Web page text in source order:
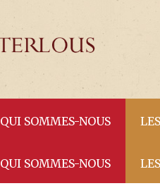
QUI SOMMES-NOUS
La résidence
QUI SOMMES-NOUS